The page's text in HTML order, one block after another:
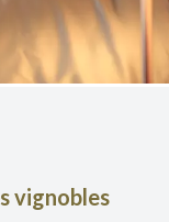
vignobles